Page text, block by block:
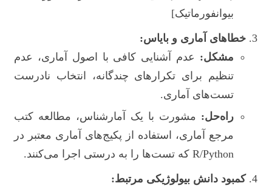
بیوانفورماتیک]
خطاهای آماری و بایاس:
مشکل: عدم آشنایی کافی با اصول آماری، عدم
تنظیم برای تکرارهای چندگانه، انتخاب نادرست
تست‌های آماری.
راه‌حل: مشورت با یک آمارشناس، مطالعه کتب
مرجع آماری، استفاده از پکیج‌های آماری معتبر در
R/Python که تست‌ها را به درستی اجرا می‌کنند.
کمبود دانش بیولوژیکی مرتبط: